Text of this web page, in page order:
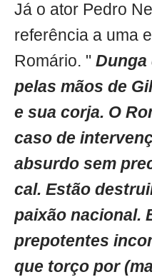
Já o ator Pedro
referência a uma
Romário. " Dunga
pelas mãos de
e sua corja. O
caso de
absurdo sem
cal. Estão
paixão nacional.
prepotentes
que torço por